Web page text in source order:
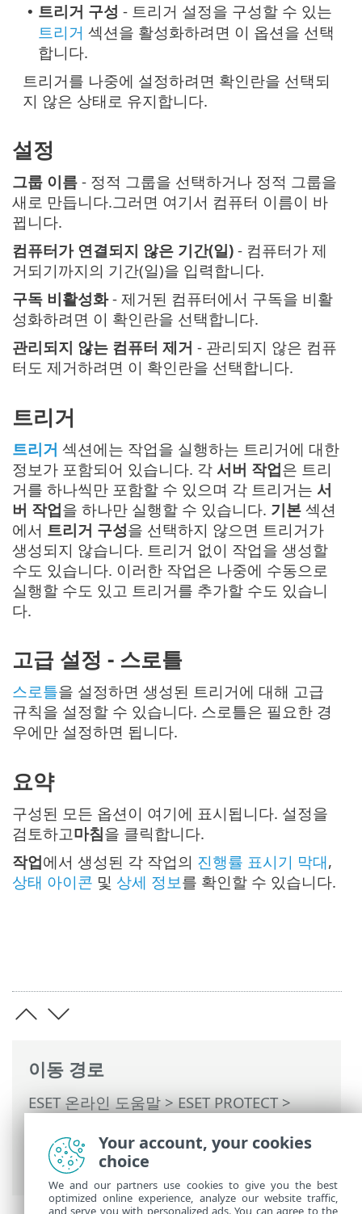
이동 경로
ESET 온라인 도움말>ESET PROTECT>
메뉴>작업>서버 작업> 연결되지 않은 컴
퓨터 삭제
• 트리거 구성 - 트리거 설정을 구성할 수 있는
트리거 섹션을 활성화하려면 이 옵션을 선택
합니다.
트리거를 나중에 설정하려면 확인란을 선택되
지 않은 상태로 유지합니다.
설정
그룹 이름 - 정적 그룹을 선택하거나 정적 그룹을
새로 만듭니다.그러면 여기서 컴퓨터 이름이 바
뀝니다.
컴퓨터가 연결되지 않은 기간(일) - 컴퓨터가 제
거되기까지의 기간(일)을 입력합니다.
구독 비활성화- 제거된 컴퓨터에서 구독을 비활
성화하려면 이 확인란을 선택합니다.
관리되지 않는 컴퓨터 제거 - 관리되지 않은 컴퓨
터도 제거하려면 이 확인란을 선택합니다.
트리거
트리거 섹션에는 작업을 실행하는 트리거에 대한
정보가 포함되어 있습니다. 각 서버 작업은 트리
거를 하나씩만 포함할 수 있으며 각 트리거는 서
버 작업을 하나만 실행할 수 있습니다. 기본 섹션
에서 트리거 구성을 선택하지 않으면 트리거가
생성되지 않습니다. 트리거 없이 작업을 생성할
수도 있습니다. 이러한 작업은 나중에 수동으로
실행할 수도 있고 트리거를 추가할 수도 있습니
다.
고급 설정 - 스로틀
스로틀을 설정하면 생성된 트리거에 대해 고급
규칙을 설정할 수 있습니다. 스로틀은 필요한 경
우에만 설정하면 됩니다.
요약
구성된 모든 옵션이 여기에 표시됩니다. 설정을
검토하고마침을 클릭합니다.
작업에서 생성된 각 작업의 진행률 표시기 막대,
상태 아이콘 및 상세 정보를 확인할 수 있습니다.
Your account, your cookies
choice
We and our partners use cookies to give you the best
optimized online experience, analyze our website traffic,
and serve you with personalized ads. You can agree to the